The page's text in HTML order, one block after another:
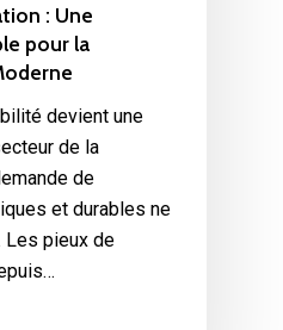
: Une
pour la
devient une
de la
de
et durables ne
Les pieux de